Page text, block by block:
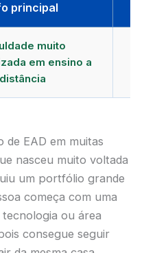
principal
muito
em ensino a
distância
de EAD em muitas
nasceu muito voltada
um portfólio grande
começa com uma
ou área
consegue seguir